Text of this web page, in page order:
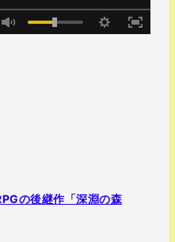
の後継作「深淵の森